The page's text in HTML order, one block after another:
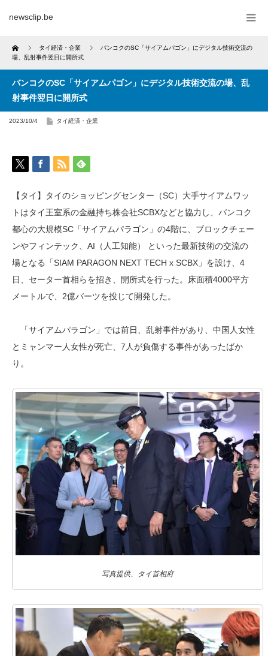
newsclip.be
Home タイ経済・企業
バンコクのSC「サイアムパゴン」にデジタル技術交流の
場、乱射事件翌日に開所式
バンコクのSC「サイアムパゴン」にデジタル技術交流の場、乱
射事件翌日に開所式
2023/10/4 タイ経済・企業
【タイ】タイのショッピングセンター（SC）大手サイアムワッ
トはタイ王室系の金融持ち株会社SCBXなどと協力し、バンコク
都心の大規模SC「サイアムパラゴン」の4階に、ブロックチェー
ンやフィンテック、AI（人工知能） といった最新技術の交流の
場となる「SIAM PARAGON NEXT TECH x SCBX」を設け、4
日、セーター首相らを招き、開所式を行った。床面積4000平方
メートルで、2億バーツを投じて開発した。
「サイアムパラゴン」では前日、乱射事件があり、中国人女性
とミャンマー人女性が死亡、7人が負傷する事件があったばか
り。
写真提供、タイ首相府